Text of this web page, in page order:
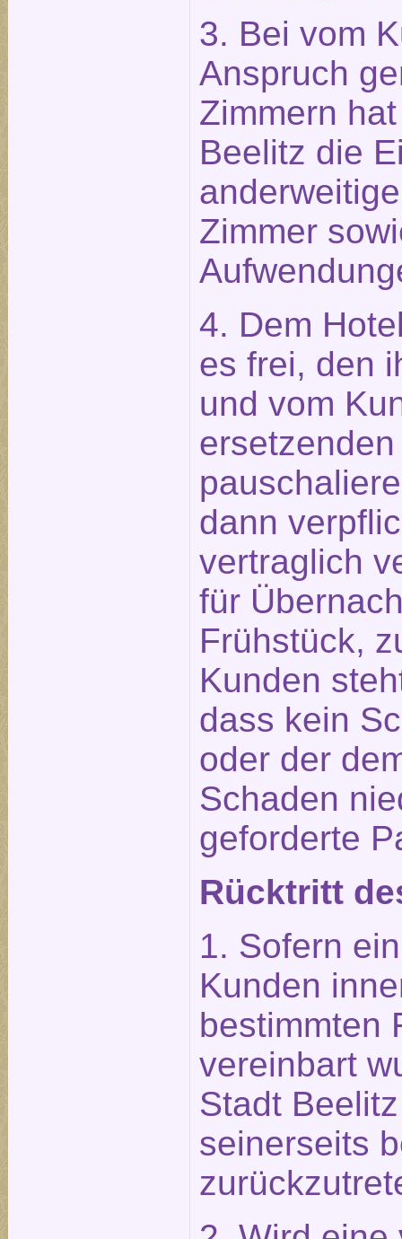
3. Bei vom
Anspruch
Zimmern
Beelitz die
Zimmer
4. Dem
es frei, den
und vom
dann
vertraglich
für
Frühstück,
Kunden
dass kein
oder der
Schaden
geforderte
Rücktritt
1. Sofern
Kunden
bestimmten
vereinbart
Stadt
seinerseits